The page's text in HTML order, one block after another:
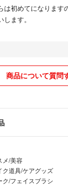
は初めてになります
ます。
商品について質問
メ/美容
ク道具/ケアグッズ
ク/フェイスブラシ